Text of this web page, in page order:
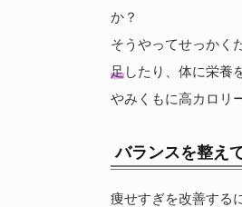
か？
そうやってせっかく
足したり、体に栄養
やみくもに高カロリ
バランスを整え
痩せすぎを改善する